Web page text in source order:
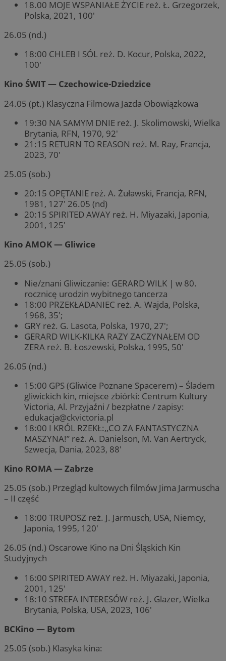
18.00 MOJE WSPANIAŁE ŻYCIE reż. Ł. Grzegorzek,
Polska, 2021, 100′
26.05 (nd.)
18:00 CHLEB I SÓL reż. D. Kocur, Polska, 2022,
100′
Kino ŚWIT — Czechowice-Dziedzice
24.05 (pt.) Klasyczna Filmowa Jazda Obowiązkowa
19:30 NA SAMYM DNIE reż. J. Skolimowski, Wielka
Brytania, RFN, 1970, 92′
21:15 RETURN TO REASON reż. M. Ray, Francja,
2023, 70′
25.05 (sob.)
20:15 OPĘTANIE reż. A. Żuławski, Francja, RFN,
1981, 127′ 26.05 (nd)
20:15 SPIRITED AWAY reż. H. Miyazaki, Japonia,
2001, 125′
Kino AMOK — Gliwice
25.05 (sob.)
Nie/znani Gliwiczanie: GERARD WILK | w 80.
rocznicę urodzin wybitnego tancerza
18:00 PRZEKŁADANIEC reż. A. Wajda, Polska,
1968, 35′;
GRY reż. G. Lasota, Polska, 1970, 27′;
GERARD WILK-KILKA RAZY ZACZYNAŁEM OD
ZERA reż. B. Łoszewski, Polska, 1995, 50′
26.05 (nd.)
15:00 GPS (Gliwice Poznane Spacerem) – Śladem
gliwickich kin, miejsce zbiórki: Centrum Kultury
Victoria, Al. Przyjaźni / bezpłatne / zapisy:
edukacja@ckvictoria.pl
18:00 I KRÓL RZEKŁ:,,CO ZA FANTASTYCZNA
MASZYNA!” reż. A. Danielson, M. Van Aertryck,
Szwecja, Dania, 2023, 88′
Kino ROMA — Zabrze
25.05 (sob.) Przegląd kultowych filmów Jima Jarmuscha
– II część
18:00 TRUPOSZ reż. J. Jarmusch, USA, Niemcy,
Japonia, 1995, 120′
26.05 (nd.) Oscarowe Kino na Dni Śląskich Kin
Studyjnych
16:00 SPIRITED AWAY reż. H. Miyazaki, Japonia,
2001, 125′
18:10 STREFA INTERESÓW reż. J. Glazer, Wielka
Brytania, Polska, USA, 2023, 106′
BCKino — Bytom
25.05 (sob.) Klasyka kina: